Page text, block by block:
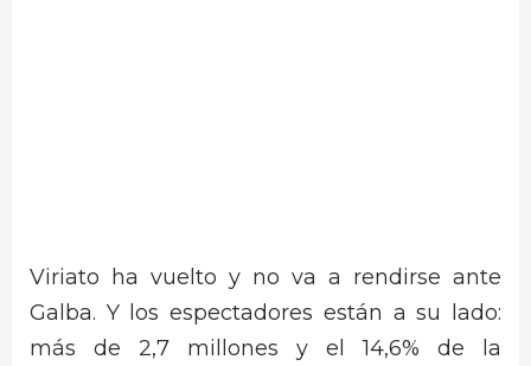
Viriato ha vuelto y no va a rendirse ante
Galba. Y los espectadores están a su lado:
más de 2,7 millones y el 14,6% de la